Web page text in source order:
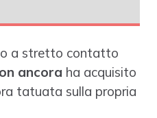
a stretto contatto
ancora ha acquisito
tatuata sulla propria